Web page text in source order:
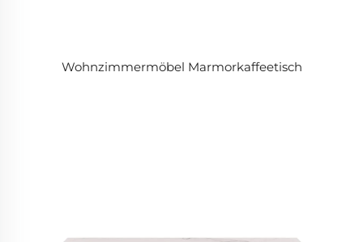
Wohnzimmermöbel Marmorkaffeetisch